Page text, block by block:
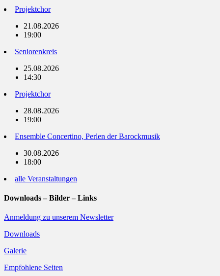
Projektchor
21.08.2026
19:00
Seniorenkreis
25.08.2026
14:30
Projektchor
28.08.2026
19:00
Ensemble Concertino, Perlen der Barockmusik
30.08.2026
18:00
alle Veranstaltungen
Downloads – Bilder – Links
Anmeldung zu unserem Newsletter
Downloads
Galerie
Empfohlene Seiten